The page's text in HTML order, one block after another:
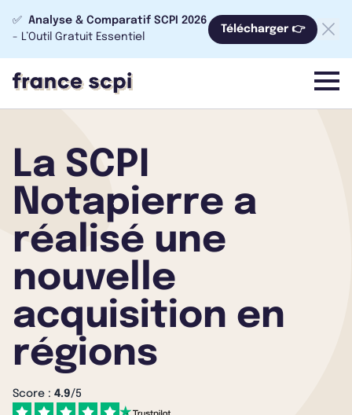
✅ Analyse & Comparatif SCPI 2026
- L’Outil Gratuit Essentiel
Télécharger 👉
menu
La SCPI
Notapierre a
réalisé une
nouvelle
acquisition en
régions
Score : 4.9/5